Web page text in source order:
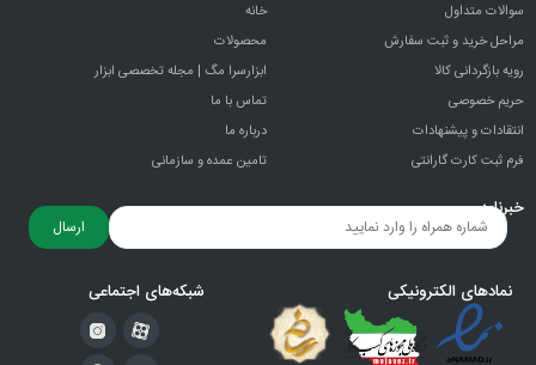
سوالات متداول
مراحل خرید و ثبت سفارش
رویه بازگردانی کالا
حریم خصوصی
انتقادات و پيشنهادات
فرم ثبت کارت گارانتی
خانه
محصولات
ابزارسرا مگ | مجله تخصصی ابزار
تماس با ما
درباره ما
تامین عمده و سازمانی
خبرنامه
ارسال
نمادهای الکترونیکی شبکه‌های اجتماعی